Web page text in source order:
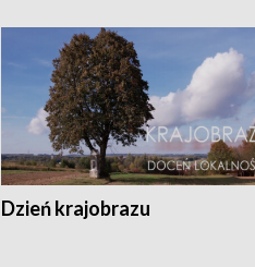
Dzień krajobrazu